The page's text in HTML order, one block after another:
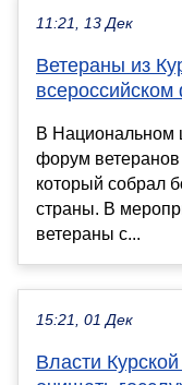
11:21, 13 Дек
Ветераны из
В Национальном
форум
который собрал
страны. В
ветераны с...
15:21, 01 Дек
Власти